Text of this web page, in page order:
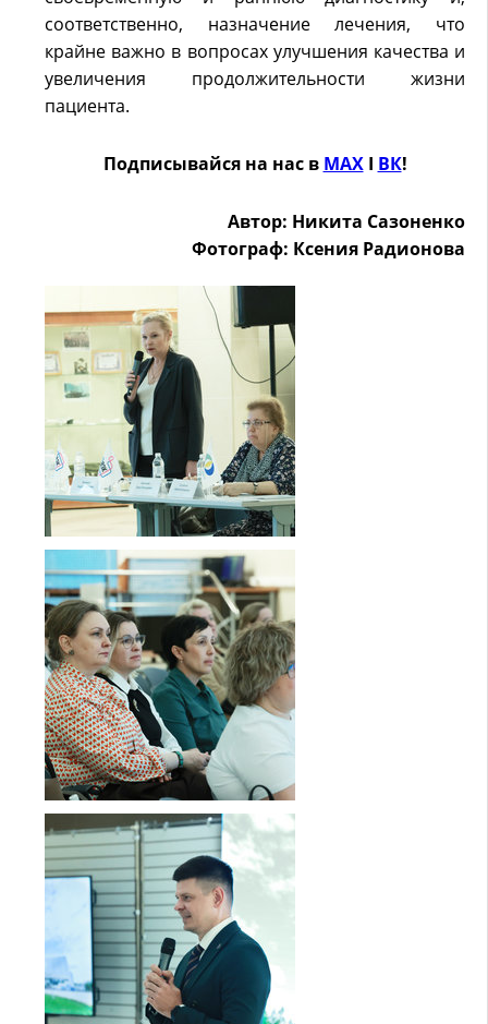
соответственно, назначение лечения, что
крайне важно в вопросах улучшения качества и
увеличения продолжительности жизни
пациента.
Подписывайся на нас в MAXӀ ВК!
Автор: Никита Сазоненко
Фотограф: Ксения Радионова